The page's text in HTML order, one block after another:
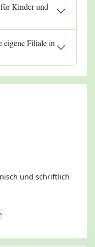
Kinder und
eigene Filiale in
und schriftlich